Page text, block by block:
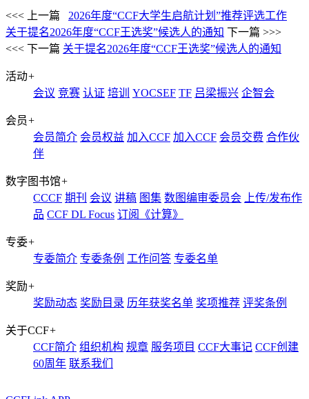
<<< 上一篇
2026年度“CCF大学生启航计划”推荐评选工作
关于提名2026年度“CCF王选奖”候选人的通知 下一篇 >>>
<<< 下一篇 关于提名2026年度“CCF王选奖”候选人的通知
活动+
会议 竞赛 认证 培训 YOCSEF TF 吕梁振兴 企智会
会员+
会员简介 会员权益 加入CCF 加入CCF 会员交费 合作伙
伴
数字图书馆+
CCCF 期刊 会议 讲稿 图集 数图编审委员会
上传/发布作
品 CCF DL Focus 订阅《计算》
专委+
专委简介 专委条例 工作问答 专委名单
奖励+
奖励动态 奖励目录 历年获奖名单 奖项推荐 评奖条例
关于CCF+
CCF简介 组织机构 规章 服务项目 CCF大事记 CCF创建
60周年 联系我们